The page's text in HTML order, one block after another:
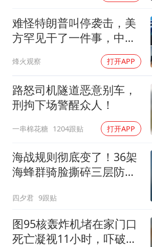
难怪特朗普叫停袭击，美
方罕见干了一件事，中方
烽火观察 打开APP
路怒司机隧道恶意别车，
刑拘下场警醒众人！
一串棉花糖 1204跟贴 打开APP
海战规则彻底变了！36架
海蜂群骑脸撕碎三层防空
四夕君 9跟贴
图95核轰炸机堵在家门口
死亡凝视11小时，吓破胆